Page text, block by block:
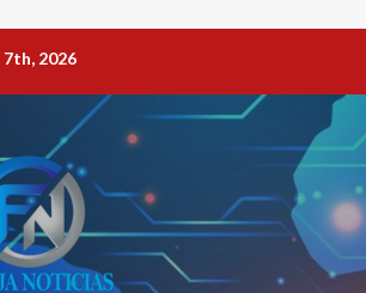
2026